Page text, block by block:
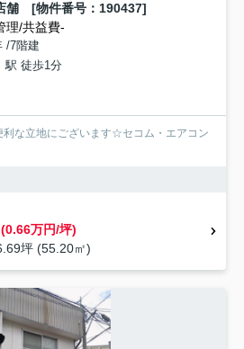
舗 [物件番号：190437]
理/共益費-
/7階建
駅 徒歩1分
な立地にございます☆セコム・エアコン
万円/坪)
坪 (55.20㎡)